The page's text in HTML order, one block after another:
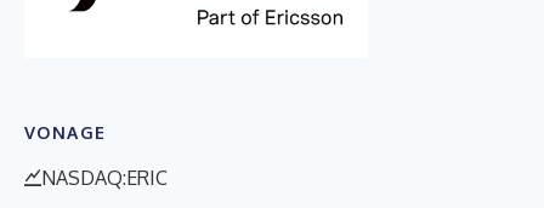
VONAGE
NASDAQ:ERIC